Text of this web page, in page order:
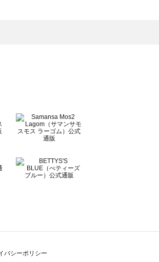
バシーポリシー